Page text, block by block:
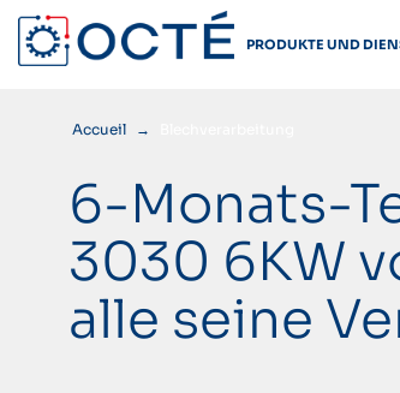
Skip
content
PRODUKTE UND
Accueil →
6-Monats-
3030 6KW
alle seine